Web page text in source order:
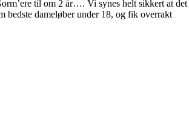
til om 2 år…. Vi synes helt sikkert at det
bedste dameløber under 18, og fik overrakt